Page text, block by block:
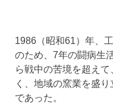
1986（昭和61）年、
のため、7年の闘病生
ら戦中の苦境を超え
く、地域の窯業を盛
であった。